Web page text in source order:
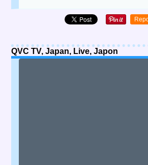
QVC TV, Japan, Live, Japon